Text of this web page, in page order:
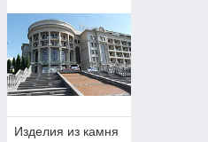
Изделия из камня